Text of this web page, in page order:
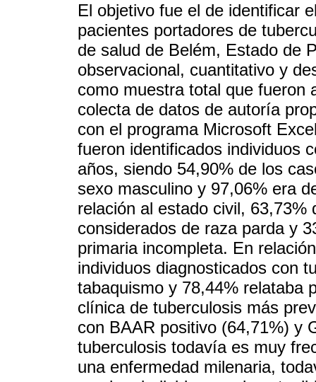
El objetivo fue el de identificar
pacientes portadores de
de salud de Belém, Estado de
observacional, cuantitativo y
como muestra total que fueron
colecta de datos de autoría
con el programa Microsoft
fueron identificados individuos
años, siendo 54,90% de los
sexo masculino y 97,06% era
relación al estado civil,
considerados de raza parda y
primaria incompleta. En
individuos diagnosticados con
tabaquismo y 78,44% relataba
clínica de tuberculosis más
con BAAR positivo (64,71%) y
tuberculosis todavía es muy
una enfermedad milenaria,